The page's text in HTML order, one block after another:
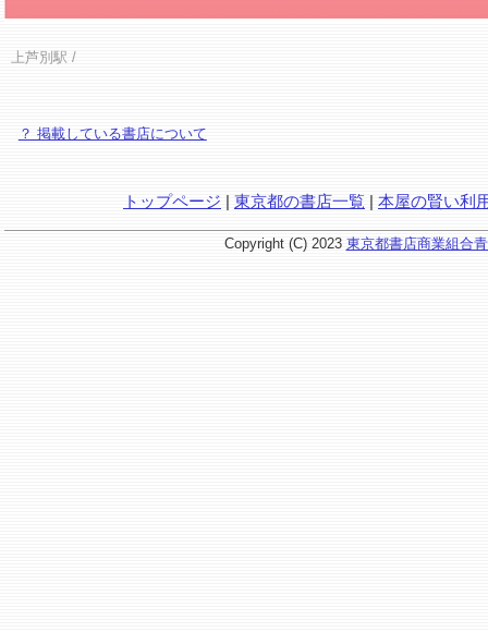
上芦別駅 /
？ 掲載している書店について
トップページ | 東京都の書店一覧 | 本屋の賢い利
Copyright (C) 2023 東京都書店商業組合